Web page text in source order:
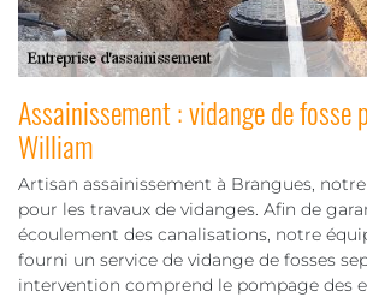
Assainissement : vidange de fosse
William
Artisan assainissement à Brangues,
pour les travaux de vidanges. Afin de
écoulement des canalisations, notre
fourni un service de vidange de fosses
intervention comprend le pompage des